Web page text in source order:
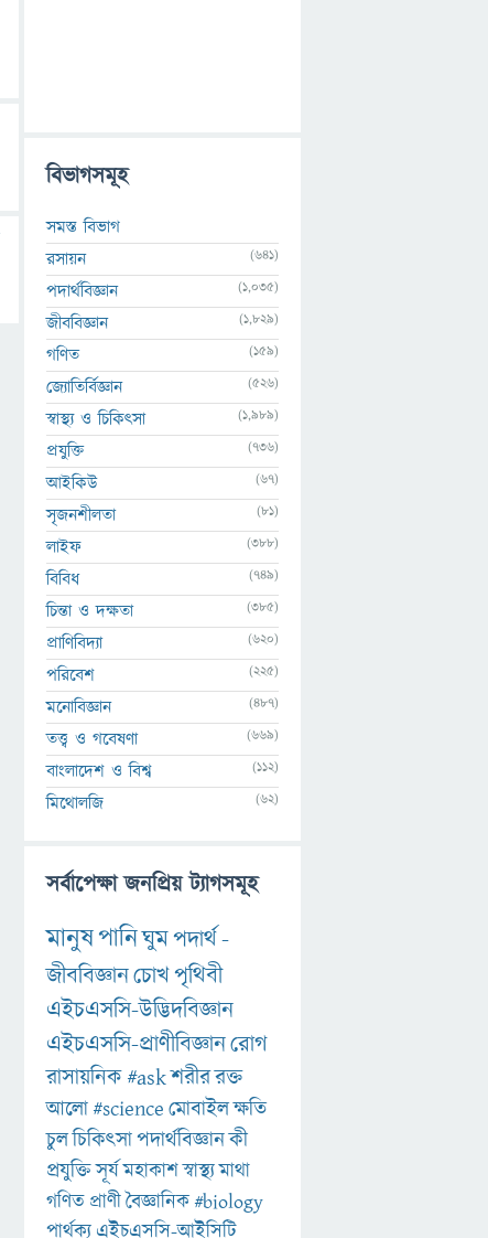
বিভাগসমূহ
সমস্ত বিভাগ
রসায়ন
(641)
পদার্থবিজ্ঞান (1,035)
জীববিজ্ঞান (1,829)
গণিত (159)
জ্যোতির্বিজ্ঞান (526)
স্বাস্থ্য ও চিকিৎসা (1,989)
প্রযুক্তি (736)
আইকিউ (67)
সৃজনশীলতা (81)
লাইফ (388)
বিবিধ (749)
চিন্তা ও দক্ষতা (385)
প্রাণিবিদ্যা (620)
পরিবেশ (225)
মনোবিজ্ঞান (487)
তত্ত্ব ও গবেষণা (669)
বাংলাদেশ ও বিশ্ব (112)
মিথোলজি (62)
সর্বাপেক্ষা জনপ্রিয় ট্যাগসমূহ
মানুষপানিঘুমপদার্থ-
জীববিজ্ঞানচোখপৃথিবী
এইচএসসি-উদ্ভিদবিজ্ঞান
এইচএসসি-প্রাণীবিজ্ঞানরোগ
রাসায়নিক#askশরীররক্ত
আলো#scienceমোবাইলক্ষতি
চুলচিকিৎসাপদার্থবিজ্ঞানকী
প্রযুক্তিসূর্যমহাকাশস্বাস্থ্যমাথা
গণিত প্রাণীবৈজ্ঞানিক#biology
পার্থক্য এইচএসসি-আইসিটি